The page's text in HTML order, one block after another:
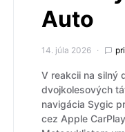
Auto
14. júla 2026
V reakcii na silný
dvojkolesových
navigácia Sygic
cez Apple